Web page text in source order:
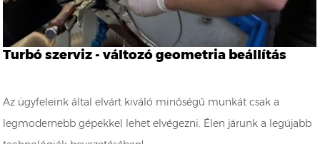
Turbó szerviz - változó geometria beállítás
Az ügyfeleink által elvárt kiváló minőségű munkát csak a
legmodernebb gépekkel lehet elvégezni. Élen járunk a legújabb